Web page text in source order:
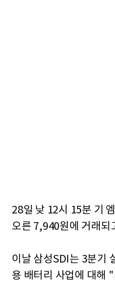
28일 낮 12시 15분 기
오른 7,940원에 거래되
이날 삼성SDI는 3분기
용 배터리 사업에 대해